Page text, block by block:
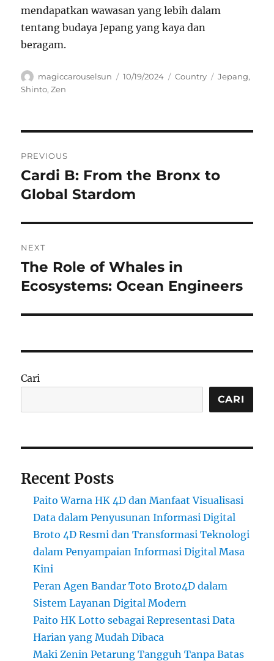
mendapatkan wawasan yang lebih dalam
tentang budaya Jepang yang kaya dan
beragam.
Author
magiccarouselsun
Posted
10/19/2024 Categories
Country Tags
Jepang,
Shinto,Zen
pos
PREVIOUS
Previous
post:
Cardi B: From the Bronx to
Global Stardom
NEXT
Next
post:
The Role of Whales in
Ecosystems: Ocean Engineers
Cari
CARI
Recent Posts
Paito Warna HK 4D dan Manfaat Visualisasi
Data dalam Penyusunan Informasi Digital
Broto 4D Resmi dan Transformasi Teknologi
dalam Penyampaian Informasi Digital Masa
Kini
Peran Agen Bandar Toto Broto4D dalam
Sistem Layanan Digital Modern
Paito HK Lotto sebagai Representasi Data
Harian yang Mudah Dibaca
Maki Zenin Petarung Tangguh Tanpa Batas